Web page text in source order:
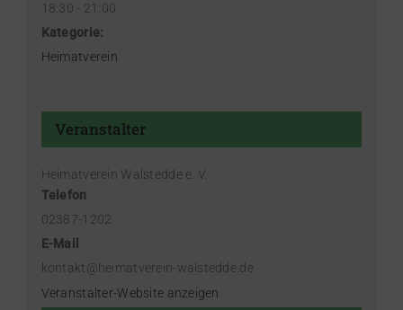
18:30 - 21:00
Kategorie:
Heimatverein
Veranstalter
Heimatverein Walstedde e. V.
Telefon
02387-1202
E-Mail
kontakt@heimatverein-walstedde.de
Veranstalter-Website anzeigen